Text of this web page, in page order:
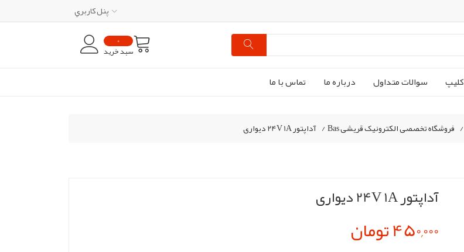
پنل کاربري
0
سبد خرید
کليپ سوالات متداول درباره ما تماس با ما
/ فروشگاه تخصصی الکترونیک قریشی Bas / آداپتور 24V 1A دیواری
آداپتور 24V 1A دیواری
450,000 تومان